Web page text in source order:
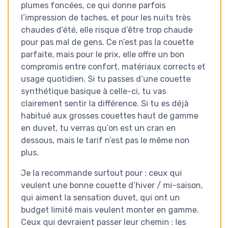
plumes foncées, ce qui donne parfois
l’impression de taches, et pour les nuits très
chaudes d’été, elle risque d’être trop chaude
pour pas mal de gens. Ce n’est pas la couette
parfaite, mais pour le prix, elle offre un bon
compromis entre confort, matériaux corrects et
usage quotidien. Si tu passes d’une couette
synthétique basique à celle-ci, tu vas
clairement sentir la différence. Si tu es déjà
habitué aux grosses couettes haut de gamme
en duvet, tu verras qu’on est un cran en
dessous, mais le tarif n’est pas le même non
plus.
Je la recommande surtout pour : ceux qui
veulent une bonne couette d’hiver / mi-saison,
qui aiment la sensation duvet, qui ont un
budget limité mais veulent monter en gamme.
Ceux qui devraient passer leur chemin : les